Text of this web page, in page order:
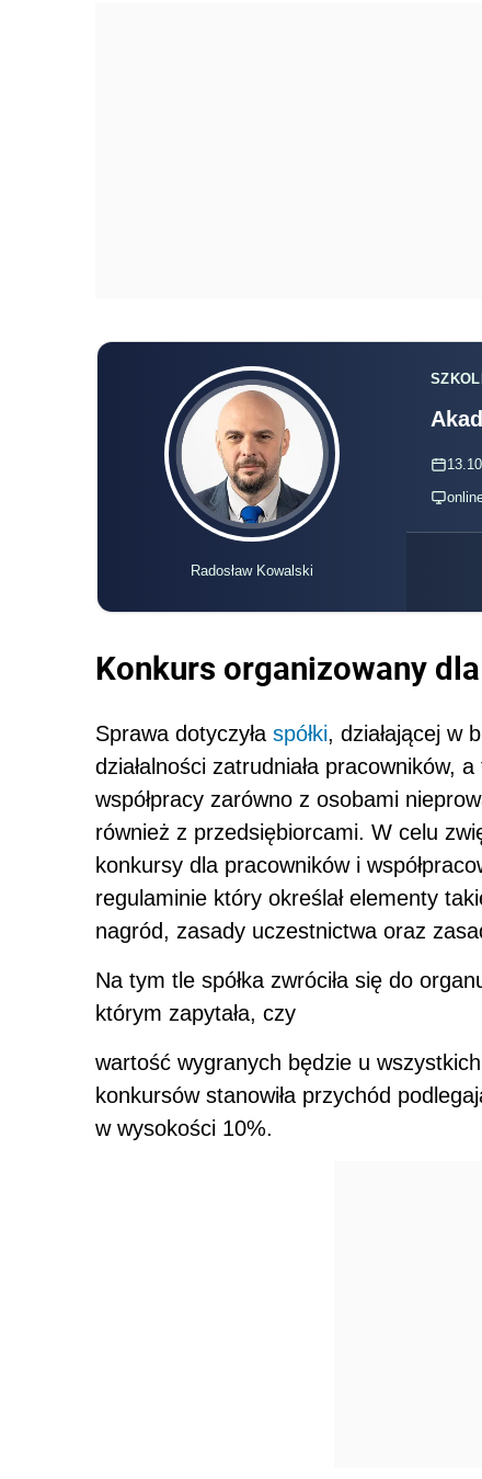
Radosław Kowalski
Konkurs organizowany
Sprawa dotyczyła spółki, działającej w
działalności zatrudniała pracowników,
współpracy zarówno z osobami
również z przedsiębiorcami. W celu
konkursy dla pracowników i
regulaminie który określał elementy
nagród, zasady uczestnictwa oraz
Na tym tle spółka zwróciła się do
którym zapytała, czy
wartość wygranych będzie u
konkursów stanowiła przychód
w wysokości 10%.